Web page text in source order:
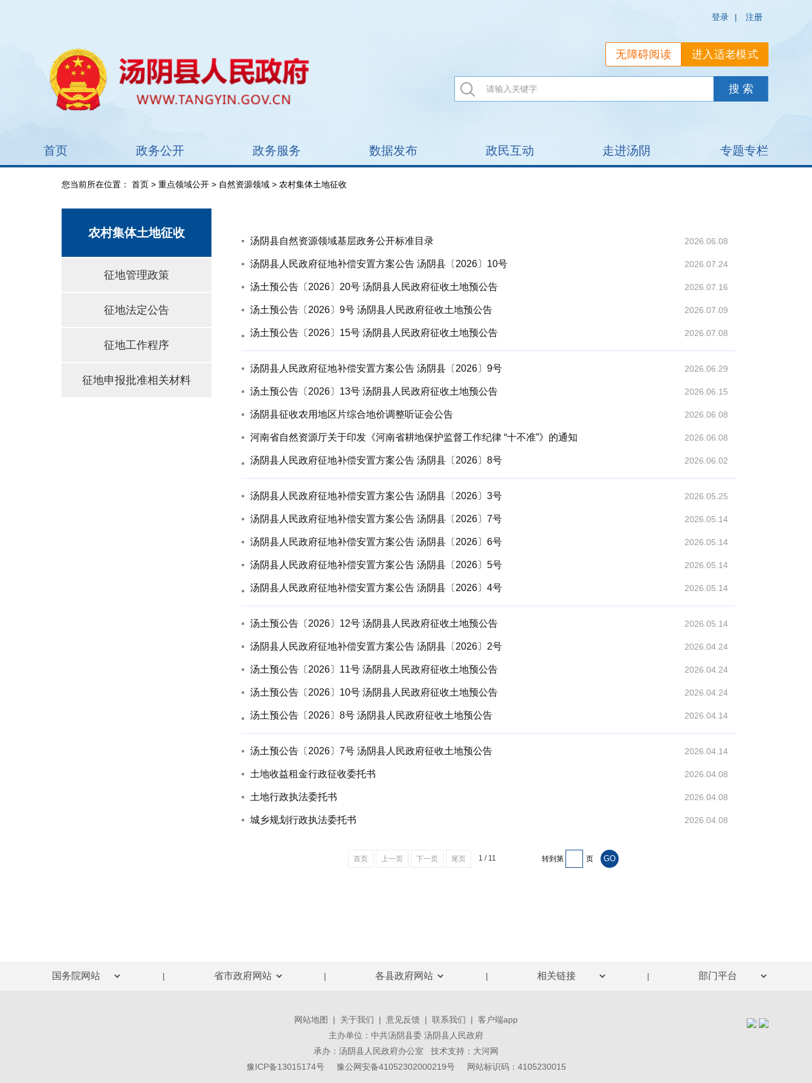
登录 | 注册
进入适老模式
无障碍阅读
首页 政务公开 政务服务 数据发布 政民互动 走进汤阴 专题专栏
您当前所在位置： 首页 > 重点领域公开 > 自然资源领域 > 农村集体土地征收
农村集体土地征收
征地管理政策
征地法定公告
征地工作程序
征地申报批准相关材料
2026.06.08
汤阴县自然资源领域基层政务公开标准目录
2026.07.24
汤阴县人民政府征地补偿安置方案公告 汤阴县〔2026〕10号
2026.07.16
汤土预公告〔2026〕20号 汤阴县人民政府征收土地预公告
2026.07.09
汤土预公告〔2026〕9号 汤阴县人民政府征收土地预公告
2026.07.08
汤土预公告〔2026〕15号 汤阴县人民政府征收土地预公告
2026.06.29
汤阴县人民政府征地补偿安置方案公告 汤阴县〔2026〕9号
2026.06.15
汤土预公告〔2026〕13号 汤阴县人民政府征收土地预公告
2026.06.08
汤阴县征收农用地区片综合地价调整听证会公告
2026.06.08
河南省自然资源厅关于印发《河南省耕地保护监督工作纪律 “十不准”》的通知
2026.06.02
汤阴县人民政府征地补偿安置方案公告 汤阴县〔2026〕8号
2026.05.25
汤阴县人民政府征地补偿安置方案公告 汤阴县〔2026〕3号
2026.05.14
汤阴县人民政府征地补偿安置方案公告 汤阴县〔2026〕7号
2026.05.14
汤阴县人民政府征地补偿安置方案公告 汤阴县〔2026〕6号
2026.05.14
汤阴县人民政府征地补偿安置方案公告 汤阴县〔2026〕5号
2026.05.14
汤阴县人民政府征地补偿安置方案公告 汤阴县〔2026〕4号
2026.05.14
汤土预公告〔2026〕12号 汤阴县人民政府征收土地预公告
2026.04.24
汤阴县人民政府征地补偿安置方案公告 汤阴县〔2026〕2号
2026.04.24
汤土预公告〔2026〕11号 汤阴县人民政府征收土地预公告
2026.04.24
汤土预公告〔2026〕10号 汤阴县人民政府征收土地预公告
2026.04.14
汤土预公告〔2026〕8号 汤阴县人民政府征收土地预公告
2026.04.14
汤土预公告〔2026〕7号 汤阴县人民政府征收土地预公告
2026.04.08
土地收益租金行政征收委托书
2026.04.08
土地行政执法委托书
2026.04.08
城乡规划行政执法委托书
首页 上一页 下一页 尾页 1 / 11 转到第 页
| | | |
网站地图 | 关于我们 | 意见反馈 | 联系我们 | 客户端app
主办单位：中共汤阴县委 汤阴县人民政府
承办：汤阴县人民政府办公室 技术支持： 大河网
豫ICP备13015174号
豫公网安备41052302000219号网站标识码：4105230015